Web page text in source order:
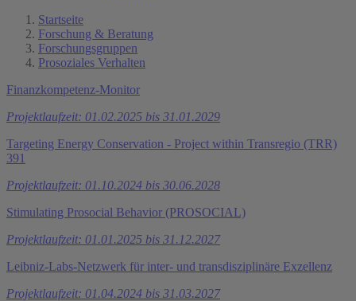
Startseite
Forschung & Beratung
Forschungsgruppen
Prosoziales Verhalten
Finanz­kompetenz-Monitor
Projektlaufzeit: 01.02.2025 bis 31.01.2029
Targeting Energy Conservation - Project within Transregio (TRR)
391
Projektlaufzeit: 01.10.2024 bis 30.06.2028
Stimulating Prosocial Behavior (PROSOCIAL)
Projektlaufzeit: 01.01.2025 bis 31.12.2027
Leibniz-Labs-Netzwerk für inter- und transdisziplinäre Exzellenz
Projektlaufzeit: 01.04.2024 bis 31.03.2027